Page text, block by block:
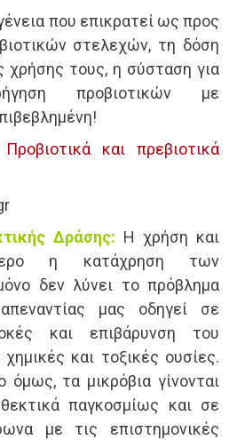
που επικρατεί ως προς
στελεχών, τη δόση
χρήσης τους, η σύσταση για
προβιοτικών με
και πρεβιοτικά
Δράσης: Η χρήση και
η κατάχρηση των
δεν λύνει το πρόβλημα
μας οδηγεί σε
και επιβάρυνση του
και τοξικές ουσίες.
όμως, τα μικρόβια γίνονται
παγκοσμίως και σε
με τις επιστημονικές